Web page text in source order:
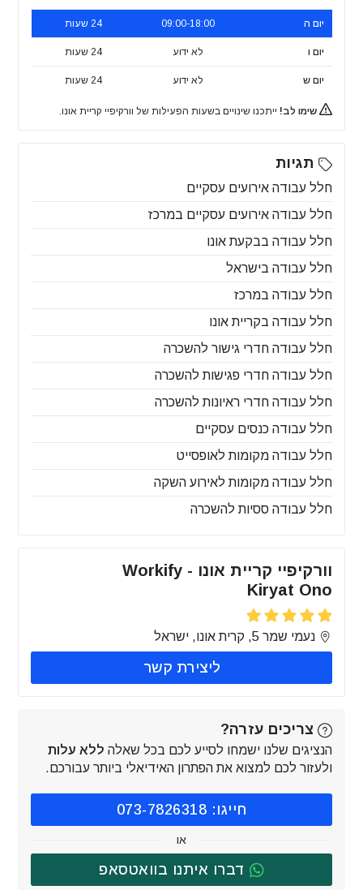
יום ה 09:00-18:00 24 שעות
יום ו לא ידוע 24 שעות
יום ש לא ידוע 24 שעות
שימו לב! ייתכנו שינויים בשעות הפעילות של וורקיפיי קריית אונו.
תגיות
חלל עבודה אירועים עסקיים
חלל עבודה אירועים עסקיים במרכז
חלל עבודה בבקעת אונו
חלל עבודה בישראל
חלל עבודה במרכז
חלל עבודה בקריית אונו
חלל עבודה חדרי גישור להשכרה
חלל עבודה חדרי פגישות להשכרה
חלל עבודה חדרי ראיונות להשכרה
חלל עבודה כנסים עסקיים
חלל עבודה מקומות לאופסייט
חלל עבודה מקומות לאירוע השקה
חלל עבודה ססיות להשכרה
וורקיפיי קריית אונו - Workify
Kiryat Ono
נעמי שמר 5, קרית אונו, ישראל
ליצירת קשר
צריכים עזרה?
הנציגים שלנו ישמחו לסייע לכם בכל שאלה ללא עלות
ולעזור לכם למצוא את הפתרון האידיאלי ביותר עבורכם.
חייגו: 073-7826318
או
דברו איתנו בוואטסאפ